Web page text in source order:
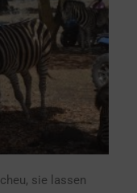
sie lassen